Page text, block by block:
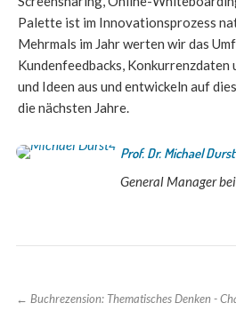
Palette ist im Innovationsprozess
Mehrmals im Jahr werten wir das
Kundenfeedbacks,
und Ideen aus und entwickeln auf
die nächsten Jahre.
Prof. Dr. Michael Durst
General Manager
← Buchrezension: Thematisches Denken -